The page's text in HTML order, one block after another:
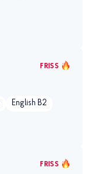
FRISS
English B2
FRISS